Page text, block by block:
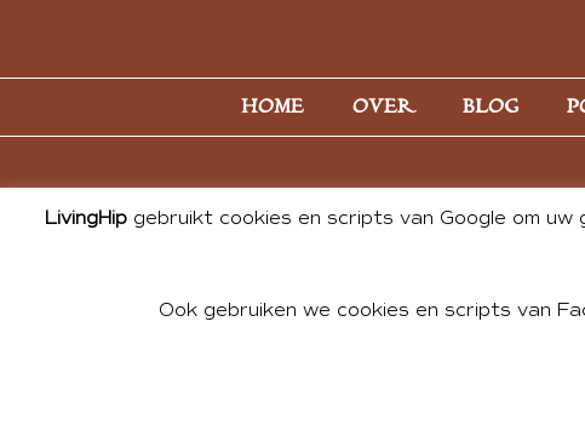
HOME OVER BLOG
© 2026 ALL PHOTOS & CONTENT
LivingHip gebruikt cookies en scripts van Google om
Ook gebruiken we cookies en scripts van